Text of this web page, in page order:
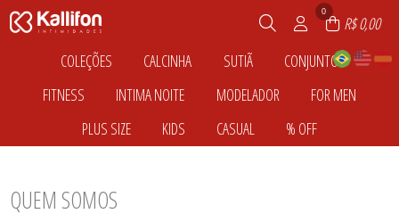
0
R$ 0,00
COLEÇÕES
ACONCHEGO
ELEGANCE
ENLACE
TODOS DE COLEÇÕES
CALCINHA
BOXER
FIO DENTAL
INTEGRAÇÃO
TODOS DE CALCINHA
SUTIÃ
BRALETTE
RENDA
SEM BOJO
TODOS DE SUTIÃ
CONJUNTO
ESSENCIAL
TODOS DE CONJUNTO
FITNESS
BLUSAS
CONJUNTO
MACAQUINHO
REGATA
INTIMA NOITE
BABY DOLL
BODY
MODELADOR
BERMUDA
BODY
MACAQUINHO
FOR MEN
BLUSAS E CAMISETAS
BONÉS
PIJAMA
SHORT
PLUS SIZE
TODOS DE PLUS SIZE
CAMISOLA
CONJUNTO
KIDS
TODOS DE KIDS
CUECA
PIJAMA
CASUAL
TODOS DE CASUAL
CALÇA
CROPPED
% OFF
TODOS DE % OFF
QUEM SOMOS